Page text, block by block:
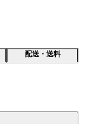
配送・送料